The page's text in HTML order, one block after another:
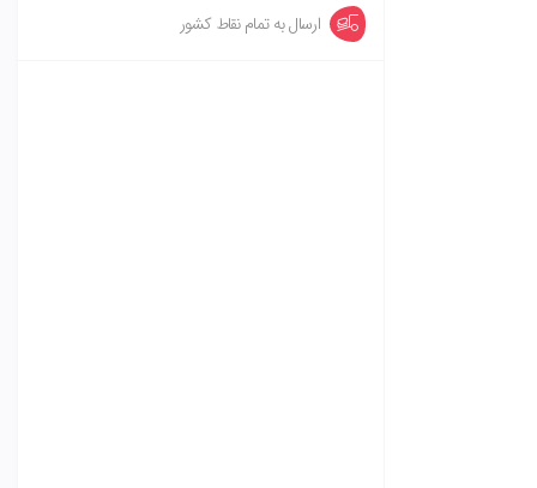
ارسال به تمام نقاط کشور